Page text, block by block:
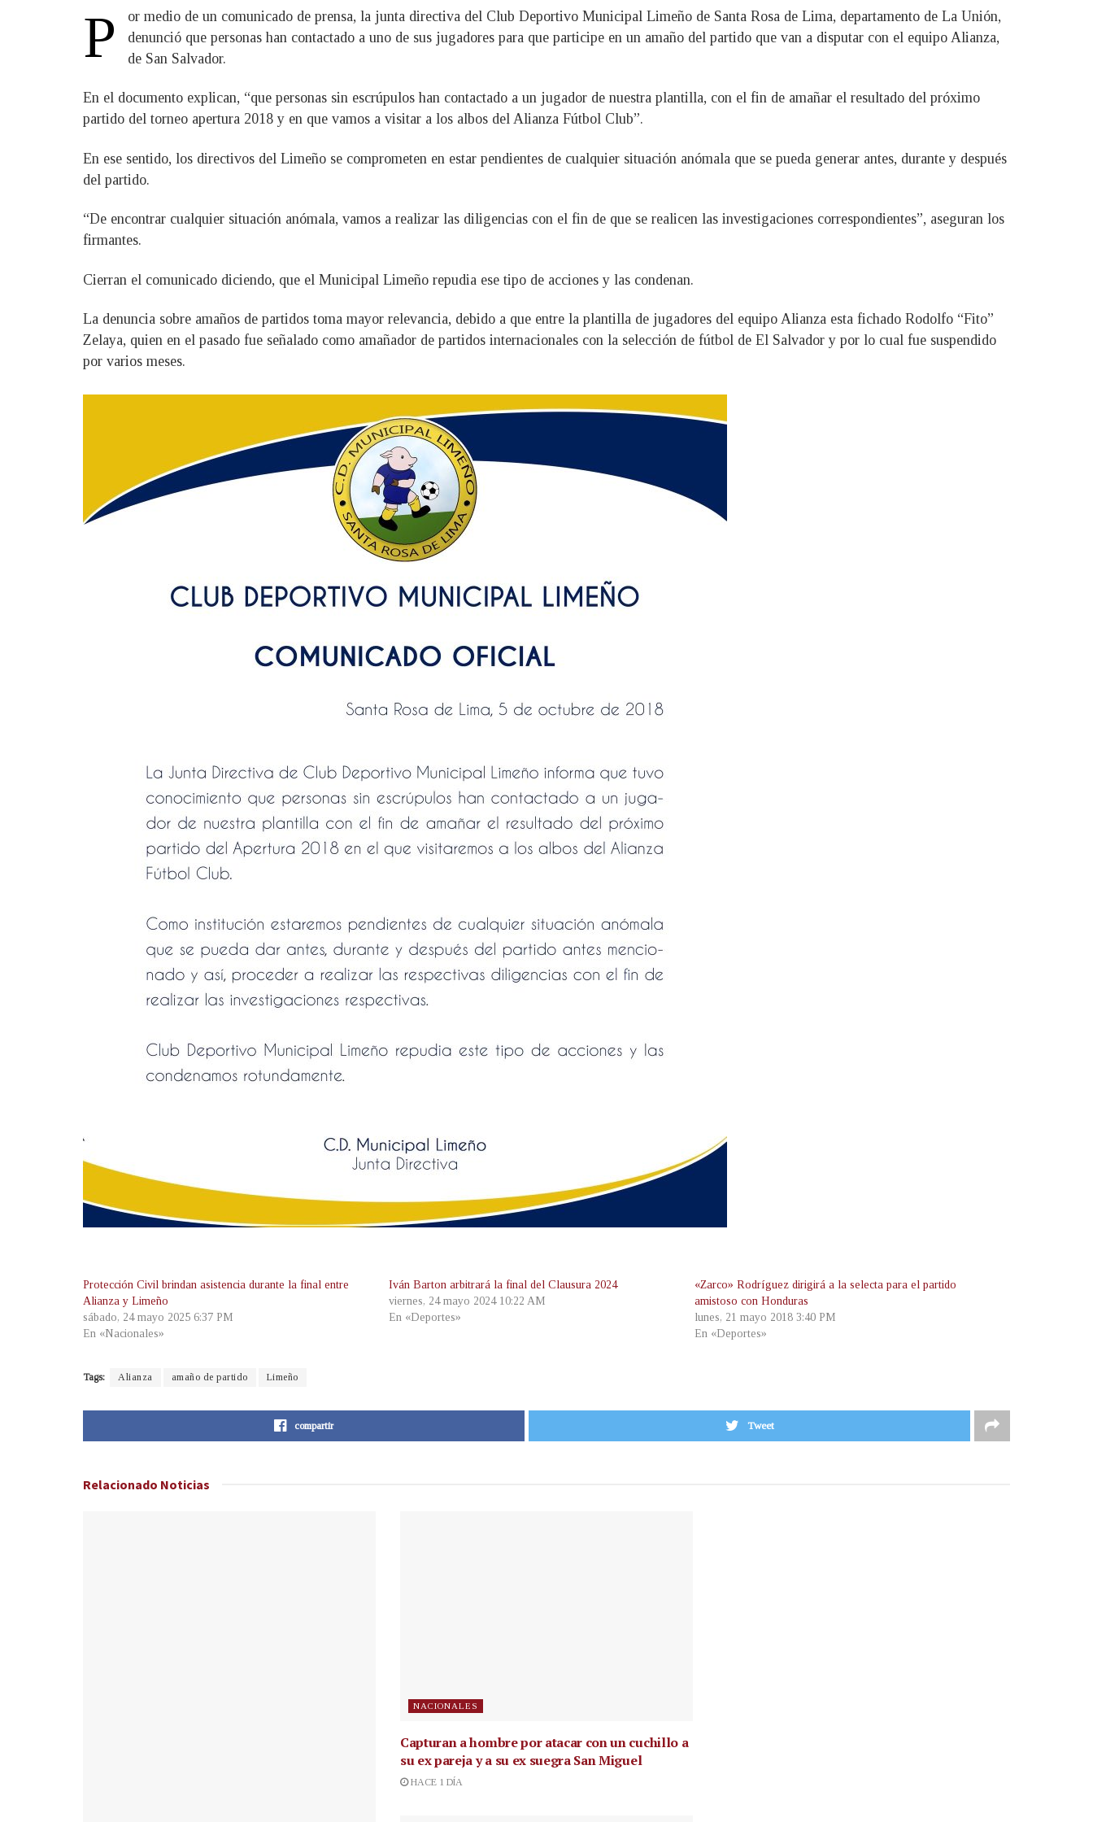
P
or medio de un comunicado de prensa, la junta directiva del Club Deportivo Municipal Limeño de Santa Rosa de Lima, departamento de La Unión,
denunció que personas han contactado a uno de sus jugadores para que participe en un amaño del partido que van a disputar con el equipo Alianza,
de San Salvador.
En el documento explican, “que personas sin escrúpulos han contactado a un jugador de nuestra plantilla, con el fin de amañar el resultado del próximo
partido del torneo apertura 2018 y en que vamos a visitar a los albos del Alianza Fútbol Club”.
En ese sentido, los directivos del Limeño se comprometen en estar pendientes de cualquier situación anómala que se pueda generar antes, durante y después
del partido.
“De encontrar cualquier situación anómala, vamos a realizar las diligencias con el fin de que se realicen las investigaciones correspondientes”, aseguran los
firmantes.
Cierran el comunicado diciendo, que el Municipal Limeño repudia ese tipo de acciones y las condenan.
La denuncia sobre amaños de partidos toma mayor relevancia, debido a que entre la plantilla de jugadores del equipo Alianza esta fichado Rodolfo “Fito”
Zelaya, quien en el pasado fue señalado como amañador de partidos internacionales con la selección de fútbol de El Salvador y por lo cual fue suspendido
por varios meses.
Protección Civil brindan asistencia durante la final entre
Alianza y Limeño
sábado, 24 mayo 2025 6:37 PM
En «Nacionales»
Iván Barton arbitrará la final del Clausura 2024
viernes, 24 mayo 2024 10:22 AM
En «Deportes»
«Zarco» Rodríguez dirigirá a la selecta para el partido
amistoso con Honduras
lunes, 21 mayo 2018 3:40 PM
En «Deportes»
Tags: Alianza amaño de partido Limeño
compartir Tweet
Relacionado Noticias
NACIONALES
Capturan a hombre por atacar con un cuchillo a
su ex pareja y a su ex suegra San Miguel
HACE 1 DÍA